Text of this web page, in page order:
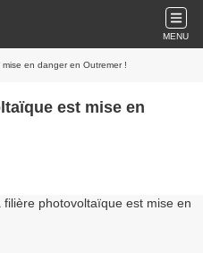
MENU
en danger en Outremer !
est mise en